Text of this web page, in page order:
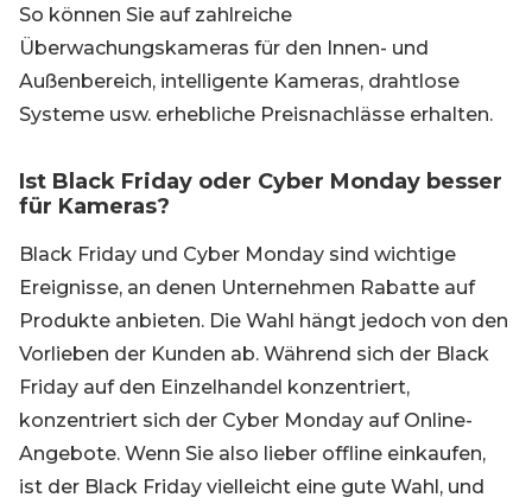
So können Sie auf zahlreiche
Überwachungskameras für den Innen- und
Außenbereich, intelligente Kameras, drahtlose
Systeme usw. erhebliche Preisnachlässe erhalten.
Ist Black Friday oder Cyber Monday besser
für Kameras?
Black Friday und Cyber Monday sind wichtige
Ereignisse, an denen Unternehmen Rabatte auf
Produkte anbieten. Die Wahl hängt jedoch von den
Vorlieben der Kunden ab. Während sich der Black
Friday auf den Einzelhandel konzentriert,
konzentriert sich der Cyber Monday auf Online-
Angebote. Wenn Sie also lieber offline einkaufen,
ist der Black Friday vielleicht eine gute Wahl, und